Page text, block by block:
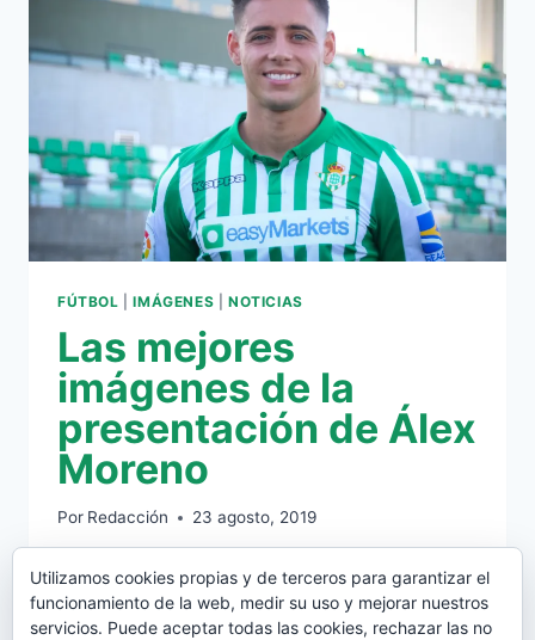
FÚTBOL |IMÁGENES NOTICIAS
Las mejores
imágenes de la
presentación de Álex
Moreno
Por Redacción 23 agosto, 2019
Fotógrafo: Kevin López
LEER MÁS LAS
Utilizamos cookies propias y de terceros para garantizar el
funcionamiento de la web, medir su uso y mejorar nuestros
servicios. Puede aceptar todas las cookies, rechazar las no